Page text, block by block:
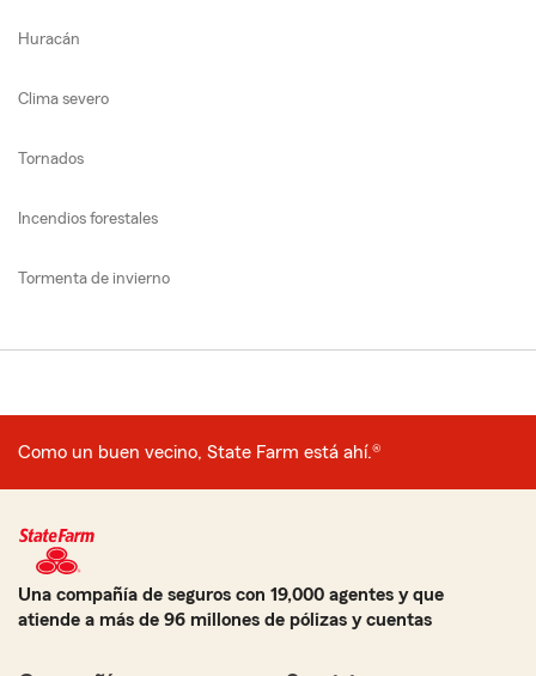
Huracán
Clima severo
Tornados
Incendios forestales
Tormenta de invierno
Como un buen vecino, State Farm está ahí.®
Una compañía de seguros con 19,000 agentes y que
atiende a más de 96 millones de pólizas y cuentas